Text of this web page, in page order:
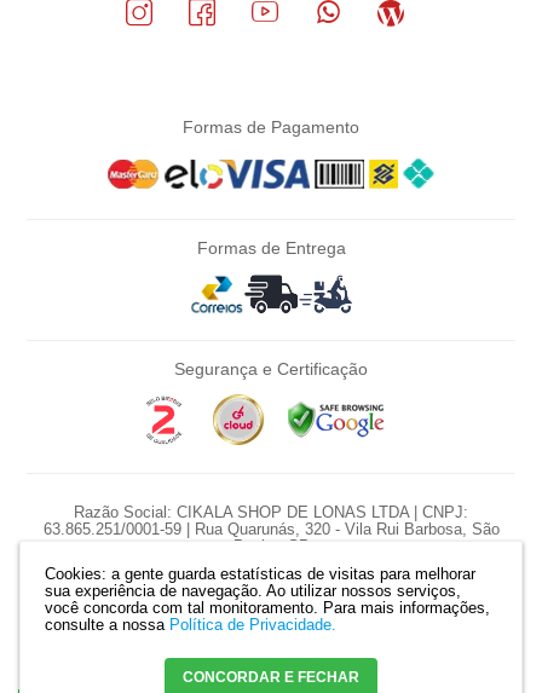
Cookies: a gente guarda estatísticas de visitas para melhorar
sua experiência de navegação. Ao utilizar nossos serviços,
você concorda com tal monitoramento. Para mais informações,
consulte a nossa Política de Privacidade.
CONCORDAR E FECHAR
Formas de Pagamento
Formas de Entrega
Segurança e Certificação
Razão Social: CIKALA SHOP DE LONAS LTDA | CNPJ:
63.865.251/0001-59 | Rua Quarunás, 320 - Vila Rui Barbosa, São
Paulo - SP
*Nossas promoções são diárias e pontuais, preço e estoque sujeito a
variação diariamente.
*Produtos serão reservados somente com pagamento confirmado. |
Mapa do site